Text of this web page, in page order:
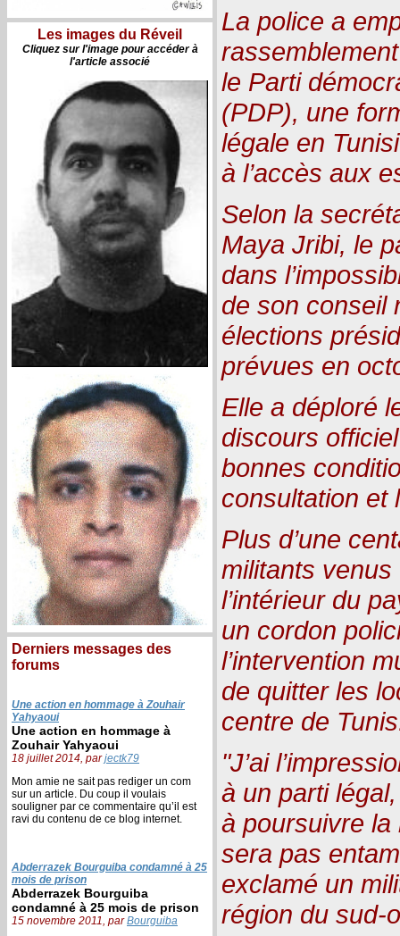
Les images du Réveil
Cliquez sur l'image pour accéder à
l'article associé
Derniers messages des
forums
Une action en hommage à Zouhair
Yahyaoui
Une action en hommage à
Zouhair Yahyaoui
18 juillet 2014, parjectk79
Mon amie ne sait pas rediger un com
sur un article. Du coup il voulais
souligner par ce commentaire qu’il est
ravi du contenu de ce blog internet.
Abderrazek Bourguiba condamné à 25
mois de prison
Abderrazek Bourguiba
condamné à 25 mois de prison
15 novembre 2011, parBourguiba
La police a
le Parti
(PDP), une
légale en
à l’accès aux
Selon la
Maya Jribi, le
dans
de son conseil
élections
prévues en
Elle a déploré
discours
bonnes
consultation et
Plus d’une
militants
l’intérieur du
un cordon
l’intervention
de quitter les
centre de
"J’ai
à un parti
à poursuivre
sera pas
exclamé un
région du sud-